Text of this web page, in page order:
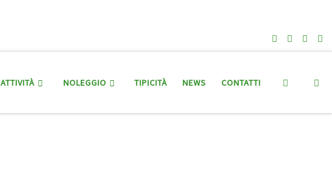
ATTIVITÀ NOLEGGIO TIPICITÀ NEWS CONTATTI Search